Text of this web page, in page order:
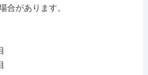
合があります。